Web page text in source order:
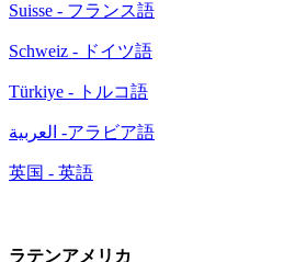
Suisse - フランス語
Schweiz - ドイツ語
Türkiye - トルコ語
العربية -アラビア語
英国 - 英語
ラテンアメリカ